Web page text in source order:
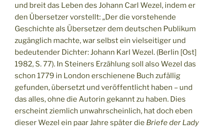
und breit das Leben des Johann Carl Wezel, indem er
den Übersetzer vorstellt: „Der die vorstehende
Geschichte als Übersetzer dem deutschen Publikum
zugänglich machte, war selbst ein vielseitiger und
bedeutender Dichter: Johann Karl Wezel. (Berlin [Ost]
1982, S. 77). In Steiners Erzählung soll also Wezel das
schon 1779 in London erschienene Buch zufällig
gefunden, übersetzt und veröffentlicht haben – und
das alles, ohne die Autorin gekannt zu haben. Dies
erscheint ziemlich unwahrscheinlich, hat doch eben
dieser Wezel ein paar Jahre später die Briefe der Lady